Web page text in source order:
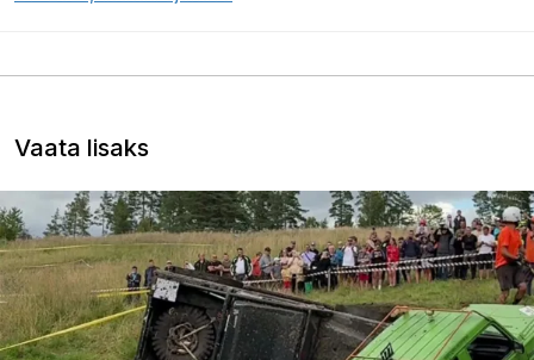
Vaata lisaks